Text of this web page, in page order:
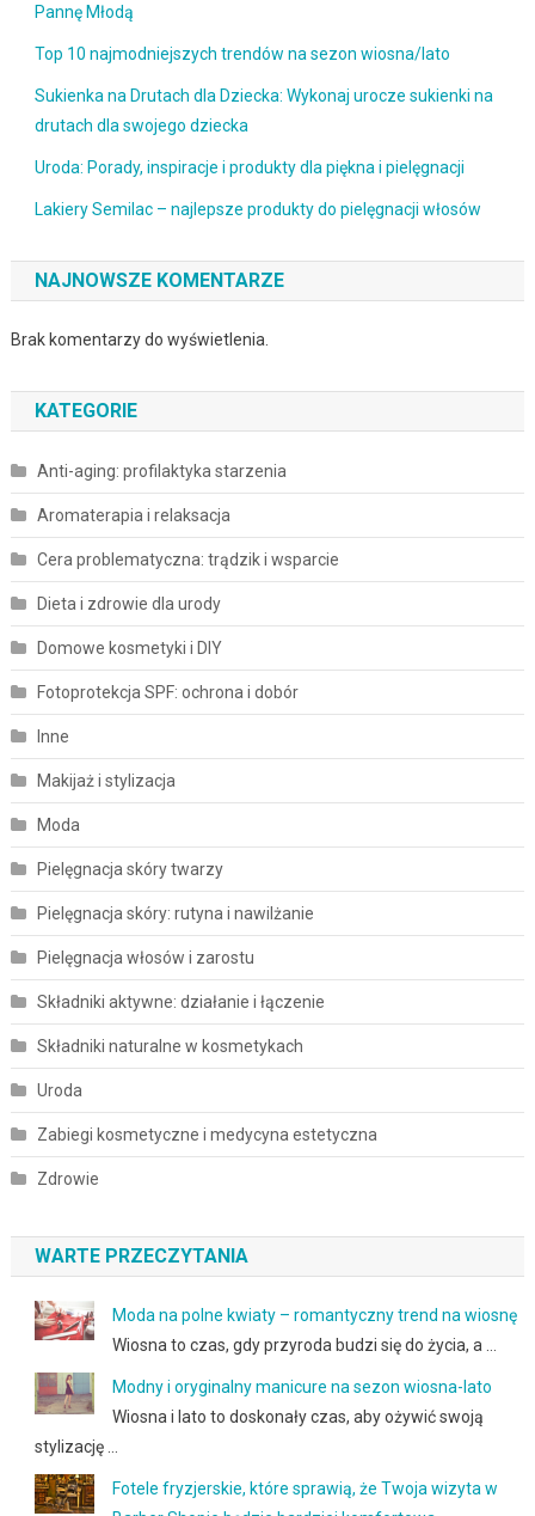
Pannę Młodą
Top 10 najmodniejszych trendów na sezon wiosna/lato
Sukienka na Drutach dla Dziecka: Wykonaj urocze sukienki na
drutach dla swojego dziecka
Uroda: Porady, inspiracje i produkty dla piękna i pielęgnacji
Lakiery Semilac – najlepsze produkty do pielęgnacji włosów
NAJNOWSZE KOMENTARZE
Brak komentarzy do wyświetlenia.
KATEGORIE
Anti-aging: profilaktyka starzenia
Aromaterapia i relaksacja
Cera problematyczna: trądzik i wsparcie
Dieta i zdrowie dla urody
Domowe kosmetyki i DIY
Fotoprotekcja SPF: ochrona i dobór
Inne
Makijaż i stylizacja
Moda
Pielęgnacja skóry twarzy
Pielęgnacja skóry: rutyna i nawilżanie
Pielęgnacja włosów i zarostu
Składniki aktywne: działanie i łączenie
Składniki naturalne w kosmetykach
Uroda
Zabiegi kosmetyczne i medycyna estetyczna
Zdrowie
WARTE PRZECZYTANIA
Moda na polne kwiaty – romantyczny trend na wiosnę
Wiosna to czas, gdy przyroda budzi się do życia, a …
Modny i oryginalny manicure na sezon wiosna-lato
Wiosna i lato to doskonały czas, aby ożywić swoją
stylizację …
Fotele fryzjerskie, które sprawią, że Twoja wizyta w